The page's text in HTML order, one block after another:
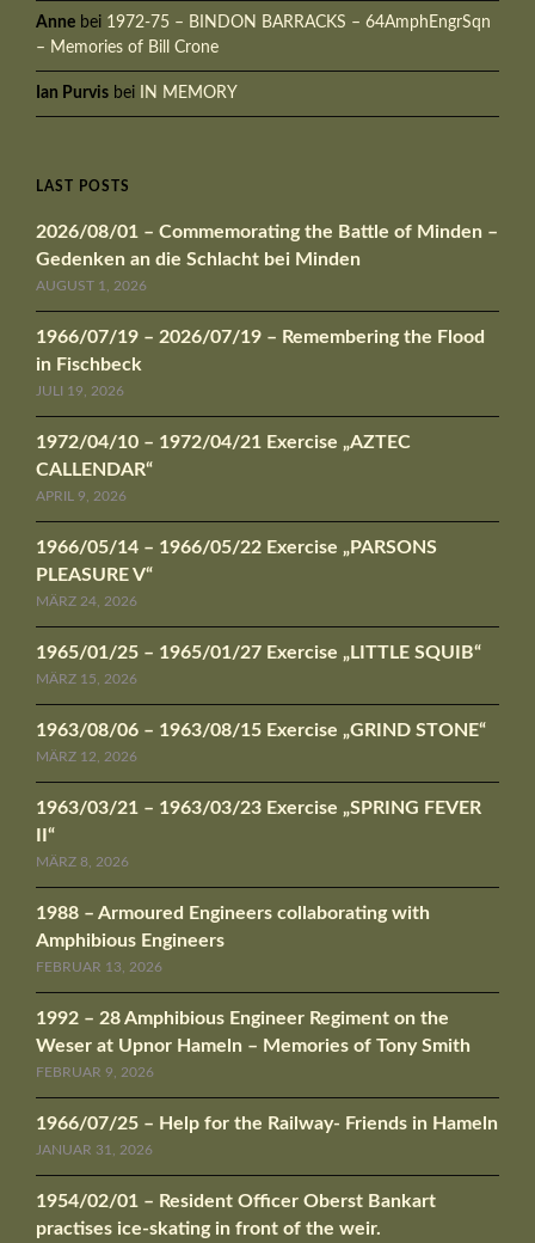
Anne bei 1972-75 – BINDON BARRACKS – 64AmphEngrSqn
– Memories of Bill Crone
Ian Purvis bei IN MEMORY
LAST POSTS
2026/08/01 – Commemorating the Battle of Minden –
Gedenken an die Schlacht bei Minden
AUGUST 1, 2026
1966/07/19 – 2026/07/19 – Remembering the Flood
in Fischbeck
JULI 19, 2026
1972/04/10 – 1972/04/21 Exercise „AZTEC
CALLENDAR“
APRIL 9, 2026
1966/05/14 – 1966/05/22 Exercise „PARSONS
PLEASURE V“
MÄRZ 24, 2026
1965/01/25 – 1965/01/27 Exercise „LITTLE SQUIB“
MÄRZ 15, 2026
1963/08/06 – 1963/08/15 Exercise „GRIND STONE“
MÄRZ 12, 2026
1963/03/21 – 1963/03/23 Exercise „SPRING FEVER
II“
MÄRZ 8, 2026
1988 – Armoured Engineers collaborating with
Amphibious Engineers
FEBRUAR 13, 2026
1992 – 28 Amphibious Engineer Regiment on the
Weser at Upnor Hameln – Memories of Tony Smith
FEBRUAR 9, 2026
1966/07/25 – Help for the Railway- Friends in Hameln
JANUAR 31, 2026
1954/02/01 – Resident Officer Oberst Bankart
practises ice-skating in front of the weir.